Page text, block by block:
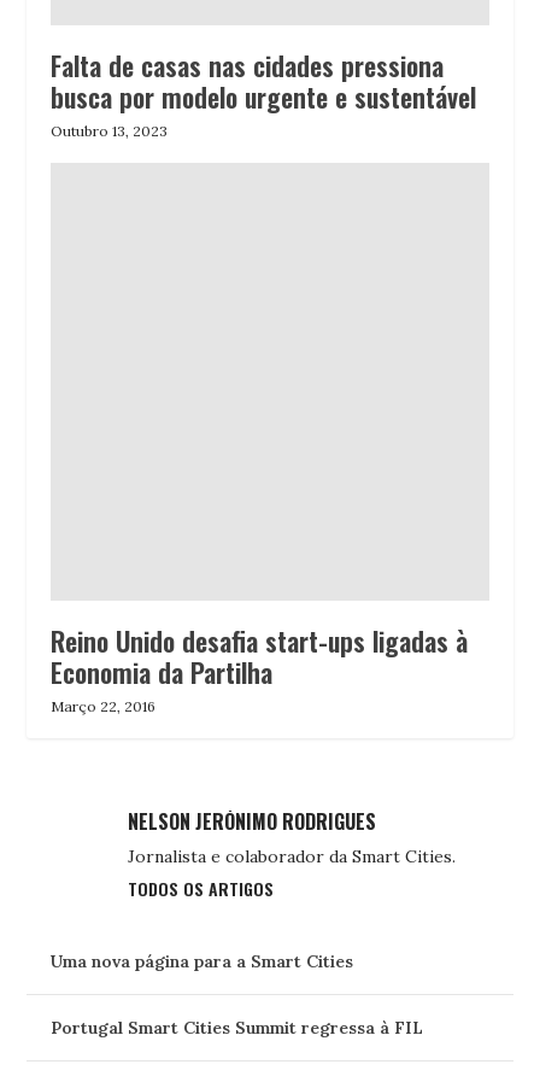
Falta de casas nas cidades pressiona
busca por modelo urgente e sustentável
Outubro 13, 2023
Reino Unido desafia start-ups ligadas à
Economia da Partilha
Março 22, 2016
NELSON JERÓNIMO RODRIGUES
Jornalista e colaborador da Smart Cities.
TODOS OS ARTIGOS
Uma nova página para a Smart Cities
Portugal Smart Cities Summit regressa à FIL